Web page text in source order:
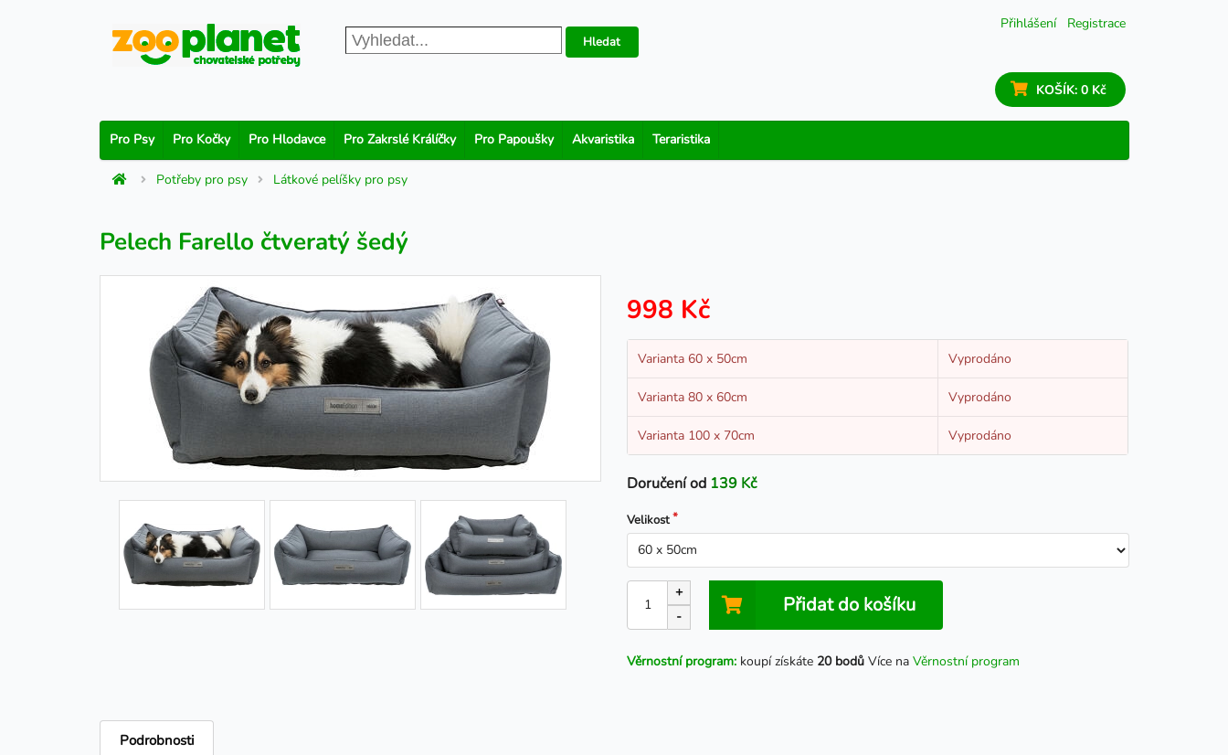
Přihlášení Registrace
Hledat
KOŠÍK: 0 Kč
Pro Psy Pro Kočky Pro Hlodavce Pro Zakrslé Králíčky Pro Papoušky Akvaristika Teraristika
Potřeby pro psy Látkové pelíšky pro psy
Pelech Farello čtveratý šedý
998 Kč
Varianta 60 x 50cm Vyprodáno
Varianta 80 x 60cm Vyprodáno
Varianta 100 x 70cm Vyprodáno
Doručení od 139 Kč
Velikost
+
-
Přidat do košíku
Věrnostní program: koupí získáte 20 bodů Více na Věrnostní program
Podrobnosti